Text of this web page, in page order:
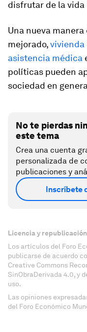
disfrutar de la vida
Una nueva
mejorado,vivienda
asistencia médica
políticas pueden
sociedad en
No te pierdas
este tema
Crea una cuenta
personalizada de
publicaciones y
Inscríbete
Licencia y republicación
Los artículos del Foro
publicarse de acuerdo
Creative Commons
SinObraDerivada 4.0, y
uso.
Las opiniones
del Foro Económico